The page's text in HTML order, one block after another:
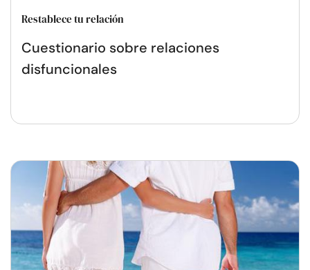
Restablece tu relación
Cuestionario sobre relaciones
disfuncionales